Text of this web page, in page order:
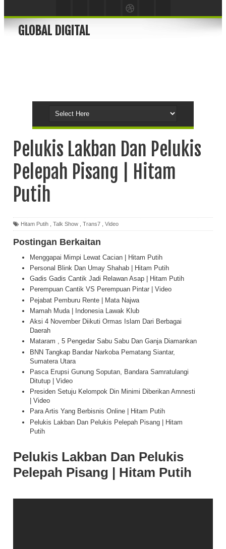
GLOBAL DIGITAL
Pelukis Lakban Dan Pelukis
Pelepah Pisang | Hitam
Putih
Hitam Putih Talk Show Trans7 Video
Postingan Berkaitan
Menggapai Mimpi Lewat Cacian | Hitam Putih
Personal Blink Dan Umay Shahab | Hitam Putih
Gadis Gadis Cantik Jadi Relawan Asap | Hitam Putih
Perempuan Cantik VS Perempuan Pintar | Video
Pejabat Pemburu Rente | Mata Najwa
Mamah Muda | Indonesia Lawak Klub
Aksi 4 November Diikuti Ormas Islam Dari Berbagai
Daerah
Mataram , 5 Pengedar Sabu Sabu Dan Ganja Diamankan
BNN Tangkap Bandar Narkoba Pematang Siantar,
Sumatera Utara
Pasca Erupsi Gunung Soputan, Bandara Samratulangi
Ditutup | Video
Presiden Setuju Kelompok Din Minimi Diberikan Amnesti
| Video
Para Artis Yang Berbisnis Online | Hitam Putih
Pelukis Lakban Dan Pelukis Pelepah Pisang | Hitam
Putih
Pelukis Lakban Dan Pelukis
Pelepah Pisang | Hitam Putih